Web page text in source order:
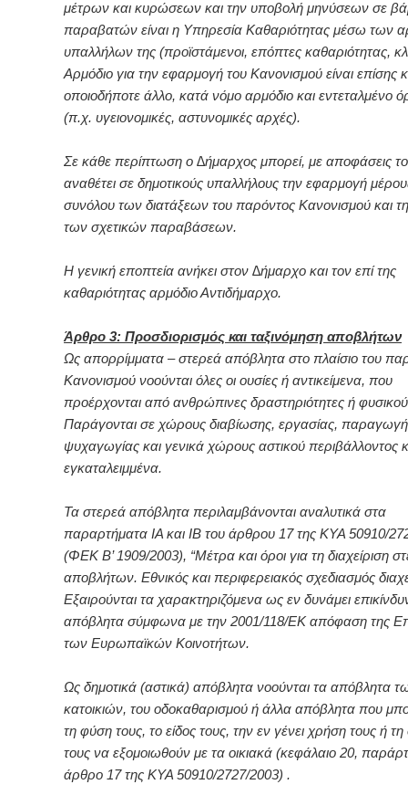
μέτρων και κυρώσεων και την υποβολή μηνύσεων σε
παραβατών είναι η Υπηρεσία Καθαριότητας μέσω των
υπαλλήλων της (προϊστάμενοι, επόπτες καθαριότητας,
Αρμόδιο για την εφαρμογή του Κανονισμού είναι επίσης
οποιοδήποτε άλλο, κατά νόμο αρμόδιο και εντεταλμένο
(π.χ. υγειονομικές, αστυνομικές αρχές).
Σε κάθε περίπτωση ο ∆ήμαρχος μπορεί, με αποφάσεις
αναθέτει σε δημοτικούς υπαλλήλους την εφαρμογή
συνόλου των διατάξεων του παρόντος Κανονισμού και
των σχετικών παραβάσεων.
Η γενική εποπτεία ανήκει στον ∆ήμαρχο και τον επί της
καθαριότητας αρμόδιο Αντιδήμαρχο.
Άρθρο 3: Προσδιορισμός και ταξινόμηση αποβλήτων
Ως απορρίμματα – στερεά απόβλητα στο πλαίσιο του
Κανονισμού νοούνται όλες οι ουσίες ή αντικείμενα, που
προέρχονται από ανθρώπινες δραστηριότητες ή
Παράγονται σε χώρους διαβίωσης, εργασίας,
ψυχαγωγίας και γενικά χώρους αστικού περιβάλλοντος
εγκαταλειμμένα.
Τα στερεά απόβλητα περιλαμβάνονται αναλυτικά στα
παραρτήματα ΙΑ και ΙΒ του άρθρου 17 της ΚΥΑ 50910/
(ΦΕΚ Β’ 1909/2003), “Μέτρα και όροι για τη διαχείριση
αποβλήτων. Εθνικός και περιφερειακός σχεδιασμός
Εξαιρούνται τα χαρακτηριζόμενα ως εν δυνάμει
απόβλητα σύμφωνα με την 2001/118/ΕΚ απόφαση της
των Ευρωπαϊκών Κοινοτήτων.
Ως δημοτικά (αστικά) απόβλητα νοούνται τα απόβλητα
κατοικιών, του οδοκαθαρισμού ή άλλα απόβλητα που
τη φύση τους, το είδος τους, την εν γένει χρήση τους ή
τους να εξομοιωθούν με τα οικιακά (κεφάλαιο 20,
άρθρο 17 της ΚΥΑ 50910/2727/2003) .